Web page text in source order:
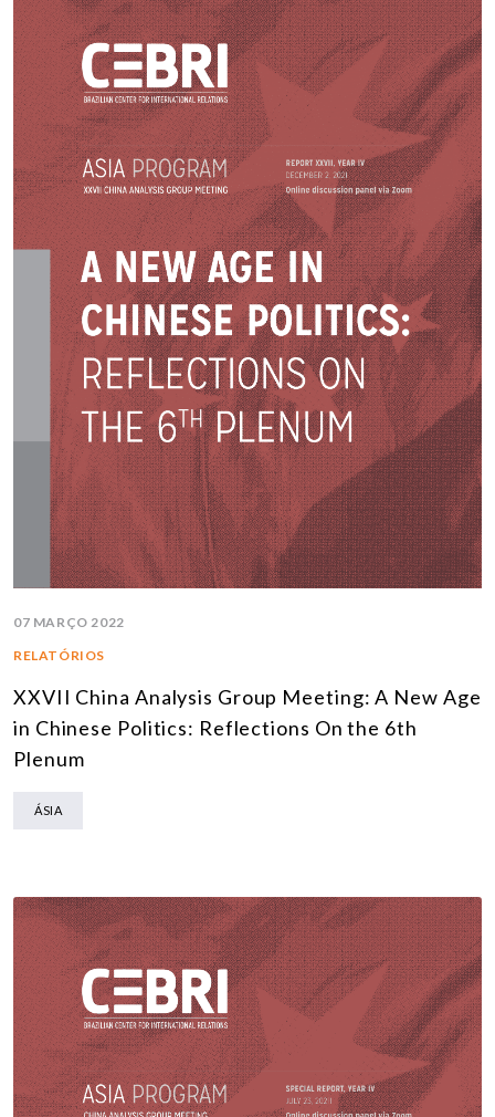
07 MARÇO 2022
RELATÓRIOS
XXVII China Analysis Group Meeting: A New Age
in Chinese Politics: Reflections On the 6th
Plenum
ÁSIA